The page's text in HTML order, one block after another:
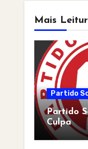
Mais
Partido
Partido
Culpa